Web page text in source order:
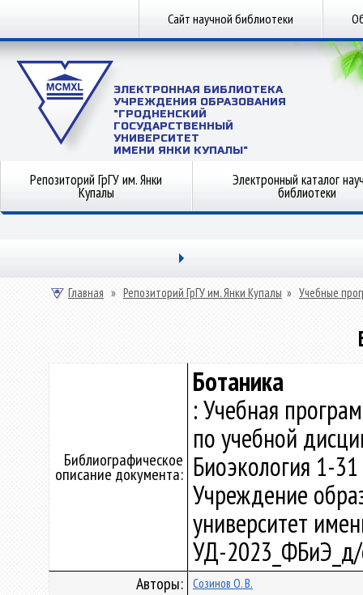
Сайт научной библиотеки
ЭЛЕКТРОННАЯ БИБЛИОТЕКА
УЧРЕЖДЕНИЯ ОБРАЗОВАНИЯ
"ГРОДНЕНСКИЙ
ГОСУДАРСТВЕННЫЙ
УНИВЕРСИТЕТ
ИМЕНИ ЯНКИ КУПАЛЫ"
Репозиторий ГрГУ им. Янки
Купалы
Электронный каталог
библиотеки
Главная » Репозиторий ГрГУ им. Янки Купалы » Учебные
Библиографическое
описание документа:
Ботаника
: Учебная
по учебной
Биоэкология 1-
Учреждение
университет
УД-
Авторы: Созинов О. В.